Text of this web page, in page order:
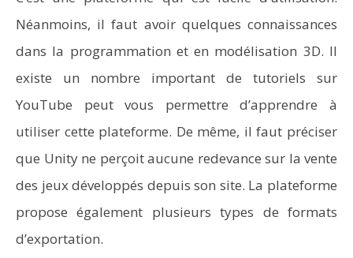
Néanmoins, il faut avoir quelques connaissances
dans la programmation et en modélisation 3D. Il
existe un nombre important de tutoriels sur
YouTube peut vous permettre d’apprendre à
utiliser cette plateforme. De même, il faut préciser
que Unity ne perçoit aucune redevance sur la vente
des jeux développés depuis son site. La plateforme
propose également plusieurs types de formats
d’exportation.